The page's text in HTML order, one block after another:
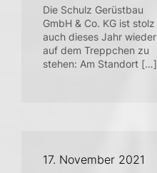
Die Schulz Gerüstbau
GmbH & Co. KG ist stolz
auch dieses Jahr wieder
auf dem Treppchen zu
stehen: Am Standort […]
17. November 2021